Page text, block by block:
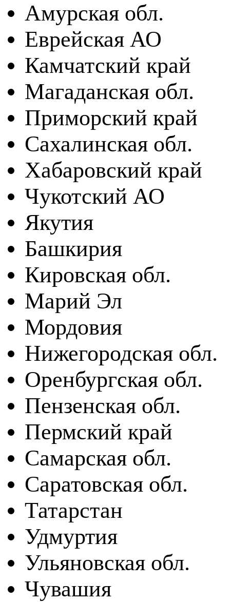
Амурская обл.
Еврейская АО
Камчатский край
Магаданская обл.
Приморский край
Сахалинская обл.
Хабаровский край
Чукотский АО
Якутия
Башкирия
Кировская обл.
Марий Эл
Мордовия
Нижегородская обл.
Оренбургская обл.
Пензенская обл.
Пермский край
Самарская обл.
Саратовская обл.
Татарстан
Удмуртия
Ульяновская обл.
Чувашия